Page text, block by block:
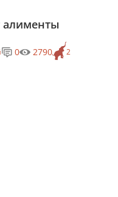
алименты
2
0 2790